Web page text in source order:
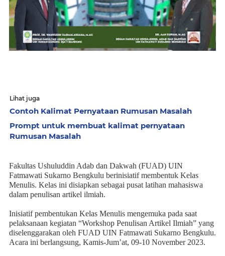
Lihat juga
Contoh Kalimat Pernyataan Rumusan Masalah
Prompt untuk membuat kalimat pernyataan
Rumusan Masalah
Fakultas Ushuluddin Adab dan Dakwah (FUAD) UIN
Fatmawati Sukarno Bengkulu berinisiatif membentuk Kelas
Menulis. Kelas ini disiapkan sebagai pusat latihan mahasiswa
dalam penulisan artikel ilmiah.
Inisiatif pembentukan Kelas Menulis mengemuka pada saat
pelaksanaan kegiatan “Workshop Penulisan Artikel Ilmiah” yang
diselenggarakan oleh FUAD UIN Fatmawati Sukarno Bengkulu.
Acara ini berlangsung, Kamis-Jum’at, 09-10 November 2023.